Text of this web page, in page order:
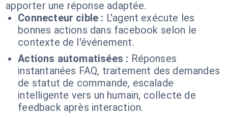
apporter une réponse adaptée.
Connecteur cible : L'agent exécute les
bonnes actions dans facebook selon le
contexte de l'événement.
Actions automatisées : Réponses
instantanées FAQ, traitement des demandes
de statut de commande, escalade
intelligente vers un humain, collecte de
feedback après interaction.